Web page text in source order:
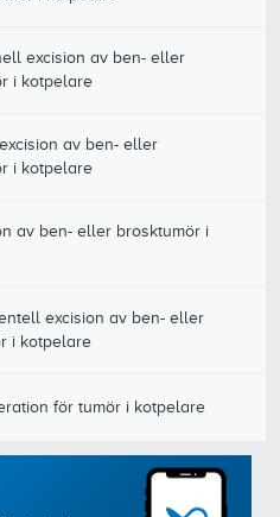
excision av ben- eller
i kotpelare
av ben- eller
i kotpelare
av ben- eller brosktumör i
excision av ben- eller
i kotpelare
för tumör i kotpelare